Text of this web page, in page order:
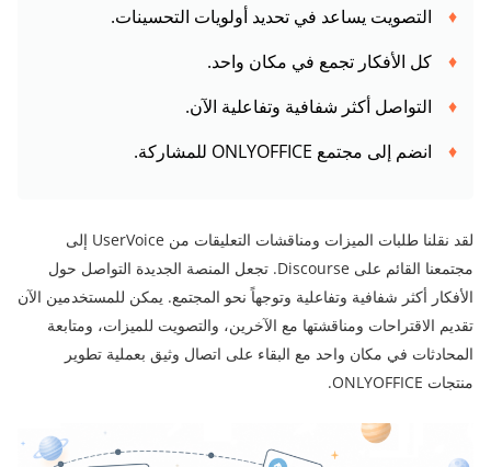
التصويت يساعد في تحديد أولويات التحسينات.
كل الأفكار تجمع في مكان واحد.
التواصل أكثر شفافية وتفاعلية الآن.
انضم إلى مجتمع ONLYOFFICE للمشاركة.
لقد نقلنا طلبات الميزات ومناقشات التعليقات من UserVoice إلى
مجتمعنا القائم على Discourse. تجعل المنصة الجديدة التواصل حول
الأفكار أكثر شفافية وتفاعلية وتوجهاً نحو المجتمع. يمكن للمستخدمين الآن
تقديم الاقتراحات ومناقشتها مع الآخرين، والتصويت للميزات، ومتابعة
المحادثات في مكان واحد مع البقاء على اتصال وثيق بعملية تطوير
منتجات ONLYOFFICE.